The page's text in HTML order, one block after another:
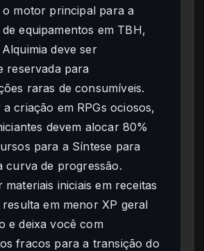
o motor principal para a
equipamentos em TBH,
deve ser
reservada para
raras de consumíveis.
criação em RPGs ociosos,
devem alocar 80%
para a Síntese para
curva de progressão.
materiais iniciais em receitas
resulta em menor XP geral
e deixa você com
fracos para a transição do